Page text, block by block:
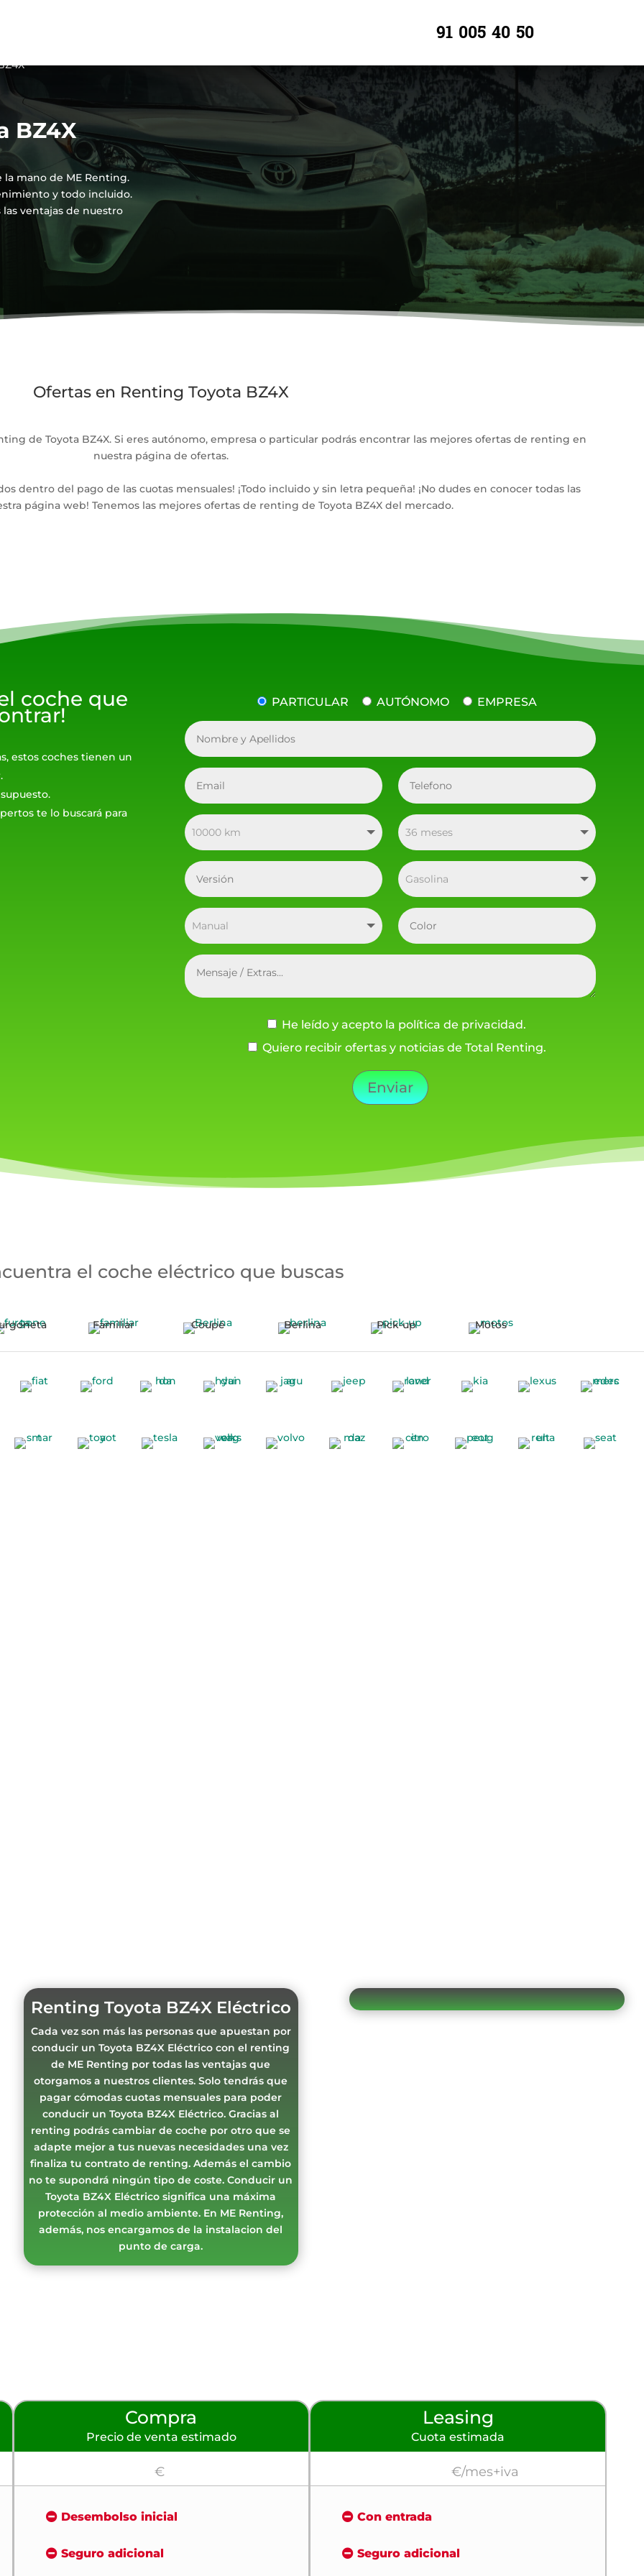
91 005 40 50
BZ4X
mano de ME Renting.
y todo incluido.
ventajas de nuestro
Ofertas en Renting Toyota BZ4X
de Toyota BZ4X. Si eres autónomo, empresa o particular podrás encontrar las mejores ofertas de renting en
nuestra página de ofertas.
dentro del pago de las cuotas mensuales! ¡Todo incluido y sin letra pequeña! ¡No dudes en conocer todas las
página web! Tenemos las mejores ofertas de renting de Toyota BZ4X del mercado.
coche que
estos coches tienen un
te lo buscará para
PARTICULAR AUTÓNOMO EMPRESA
He leído y acepto la política de privacidad.
Quiero recibir ofertas y noticias de Total Renting.
Enviar
el coche eléctrico que buscas
Familiar Coupé Berlina Pick-up Motos
Renting Toyota BZ4X Eléctrico
Cada vez son más las personas que apuestan por
conducir un Toyota BZ4X Eléctrico con el renting
de ME Renting por todas las ventajas que
otorgamos a nuestros clientes. Solo tendrás que
pagar cómodas cuotas mensuales para poder
conducir un Toyota BZ4X Eléctrico. Gracias al
renting podrás cambiar de coche por otro que se
adapte mejor a tus nuevas necesidades una vez
finaliza tu contrato de renting. Además el cambio
no te supondrá ningún tipo de coste. Conducir un
Toyota BZ4X Eléctrico significa una máxima
protección al medio ambiente. En ME Renting,
además, nos encargamos de la instalacion del
punto de carga.
Compra
Precio de venta estimado
€
Desembolso inicial
Seguro adicional
Leasing
Cuota estimada
€/mes+iva
Con entrada
Seguro adicional